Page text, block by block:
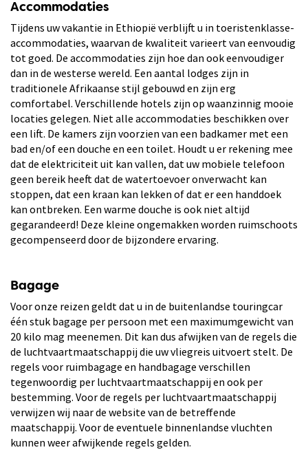
Accommodaties
Tijdens uw vakantie in Ethiopië verblijft u in toeristenklasse-
accommodaties, waarvan de kwaliteit varieert van eenvoudig
tot goed. De accommodaties zijn hoe dan ook eenvoudiger
dan in de westerse wereld. Een aantal lodges zijn in
traditionele Afrikaanse stijl gebouwd en zijn erg
comfortabel. Verschillende hotels zijn op waanzinnig mooie
locaties gelegen. Niet alle accommodaties beschikken over
een lift. De kamers zijn voorzien van een badkamer met een
bad en/of een douche en een toilet. Houdt u er rekening mee
dat de elektriciteit uit kan vallen, dat uw mobiele telefoon
geen bereik heeft dat de watertoevoer onverwacht kan
stoppen, dat een kraan kan lekken of dat er een handdoek
kan ontbreken. Een warme douche is ook niet altijd
gegarandeerd! Deze kleine ongemakken worden ruimschoots
gecompenseerd door de bijzondere ervaring.
Bagage
Voor onze reizen geldt dat u in de buitenlandse touringcar
één stuk bagage per persoon met een maximumgewicht van
20 kilo mag meenemen. Dit kan dus afwijken van de regels die
de luchtvaartmaatschappij die uw vliegreis uitvoert stelt. De
regels voor ruimbagage en handbagage verschillen
tegenwoordig per luchtvaartmaatschappij en ook per
bestemming. Voor de regels per luchtvaartmaatschappij
verwijzen wij naar de website van de betreffende
maatschappij. Voor de eventuele binnenlandse vluchten
kunnen weer afwijkende regels gelden.